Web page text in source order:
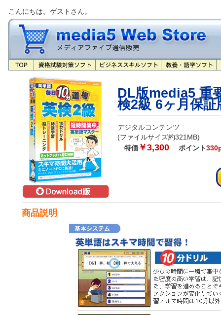
こんにちは。ゲストさん。
DL版media5 重
検2級 6ヶ月保証
デジタルコンテンツ
(ファイルサイズ約321MB)
特価 ￥3,300 ポイント
商品説明